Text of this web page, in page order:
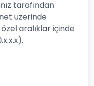
tarafından
üzerinde
aralıklar içinde